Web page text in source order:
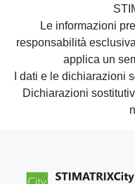
Le informazioni
responsabilità
applica un
I dati e le dichiarazioni
Dichiarazioni